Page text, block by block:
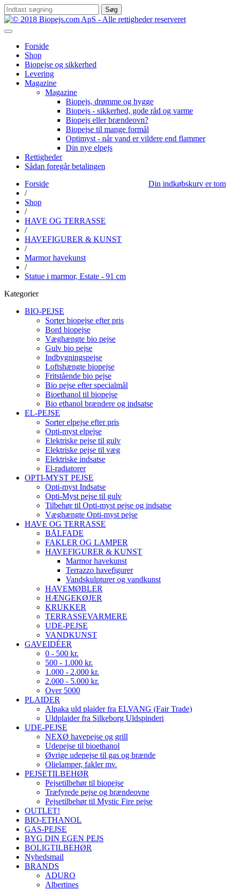
Søg
Forside
Shop
Biopejse og sikkerhed
Levering
Magazine
Magazine
Biopejs, drømme og hygge
Biopejs - sikkerhed, gode råd og varme
Biopejs eller brændeovn?
Biopejse til mange formål
Optimyst - når vand er vildere end flammer
Din nye elpejs
Rettigheder
Sådan foregår betalingen
Din indkøbskurv er tom
Forside
/
Shop
/
HAVE OG TERRASSE
/
HAVEFIGURER & KUNST
/
Marmor havekunst
/
Statue i marmor, Estate - 91 cm
Kategorier
BIO-PEJSE
Sorter biopejse efter pris
Bord biopejse
Væghængte bio pejse
Gulv bio pejse
Indbygningspejse
Loftshængte biopejse
Fritstående bio pejse
Bio pejse efter specialmål
Bioethanol til biopejse
Bio ethanol brændere og indsatse
EL-PEJSE
Sorter elpejse efter pris
Opti-myst elpejse
Elektriske pejse til gulv
Elektriske pejse til væg
Elektriske indsatse
El-radiatorer
OPTI-MYST PEJSE
Opti-myst Indsatse
Opti-Myst pejse til gulv
Tilbehør til Opti-myst pejse og indsatse
Væghængte Opti-myst pejse
HAVE OG TERRASSE
BÅLFADE
FAKLER OG LAMPER
HAVEFIGURER & KUNST
Marmor havekunst
Terrazzo havefigurer
Vandskulpturer og vandkunst
HAVEMØBLER
HÆNGEKØJER
KRUKKER
TERRASSEVARMERE
UDE-PEJSE
VANDKUNST
GAVEIDÉER
0 - 500 kr.
500 - 1.000 kr.
1.000 - 2.000 kr.
2.000 - 5.000 kr.
Over 5000
PLAIDER
Alpaka uld plaider fra ELVANG (Fair Trade)
Uldplaider fra Silkeborg Uldspinderi
UDE-PEJSE
NEXØ havepejse og grill
Udepejse til bioethanol
Øvrige udepejse til gas og brænde
Olielamper, fakler mv.
PEJSETILBEHØR
Pejsetilbehør til biopejse
Træfyrede pejse og brændeovne
Pejsetilbehør til Mystic Fire pejse
OUTLET!
BIO-ETHANOL
GAS-PEJSE
BYG DIN EGEN PEJS
BOLIGTILBEHØR
Nyhedsmail
BRANDS
ADURO
Albertines